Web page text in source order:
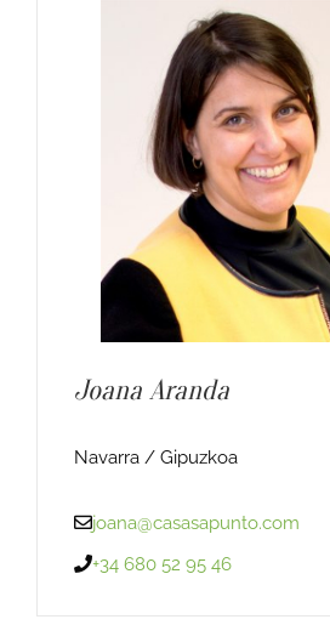
Joana Aranda
Navarra / Gipuzkoa
joana@casasapunto.com
+34 680 52 95 46